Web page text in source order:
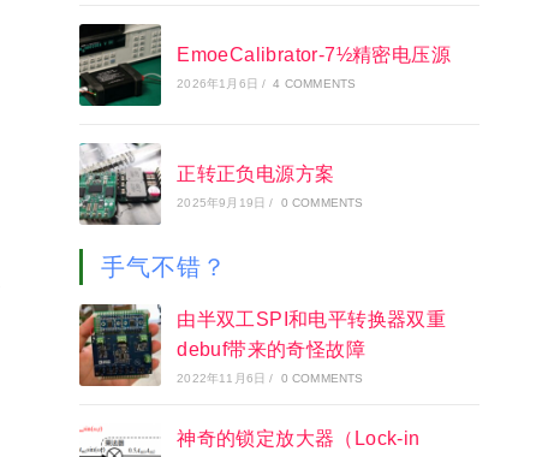
EmoeCalibrator-7½精密电压源
2026年1月6日 / 4 COMMENTS
正转正负电源方案
2025年9月19日 / 0 COMMENTS
手气不错？
由半双工SPI和电平转换器双重
debuf带来的奇怪故障
2022年11月6日 / 0 COMMENTS
神奇的锁定放大器（Lock-in